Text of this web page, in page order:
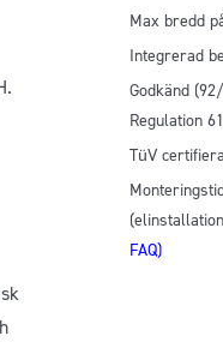
Max bredd
Integrerad
Godkänd
Regulation
TüV
FAQ)